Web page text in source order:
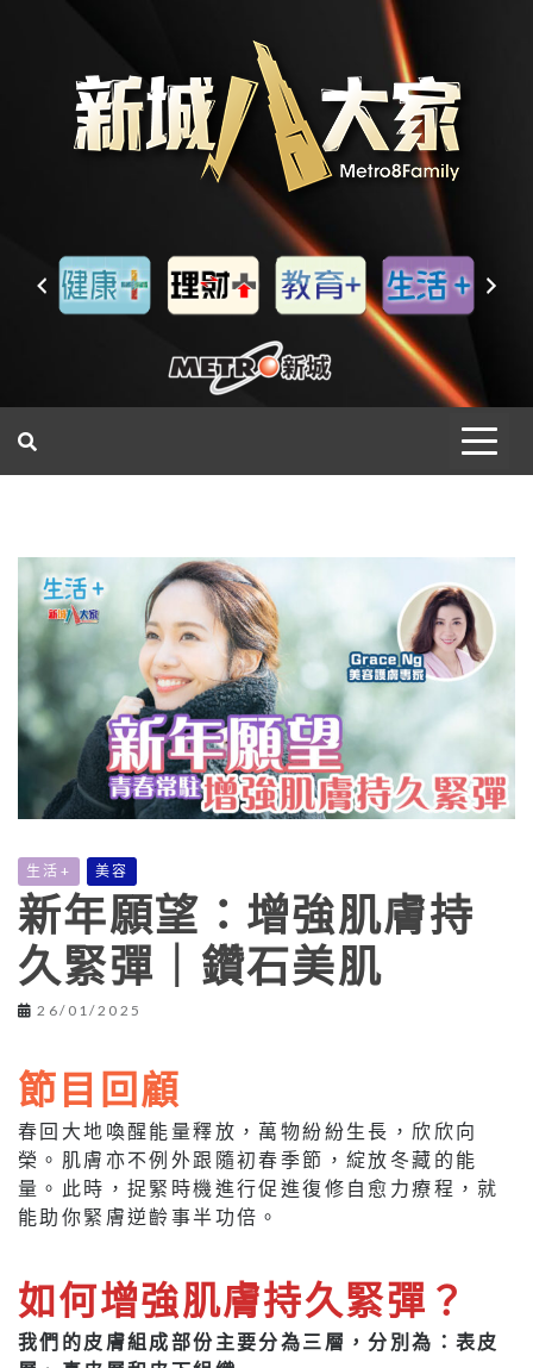
生活+ 美容
新年願望：增強肌膚持
久緊彈｜鑽石美肌
26/01/2025
節目回顧
春回大地喚醒能量釋放，萬物紛紛生長，欣欣向
榮。肌膚亦不例外跟隨初春季節，綻放冬藏的能
量。此時，捉緊時機進行促進復修自愈力療程，就
能助你緊膚逆齡事半功倍。
如何增強肌膚持久緊彈？
我們的皮膚組成部份主要分為三層，分別為：表皮